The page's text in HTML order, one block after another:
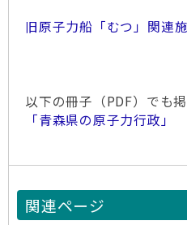
旧原子力船「むつ」関連
以下の冊子（PDF）でも掲
「青森県の原子力行政」
関連ページ